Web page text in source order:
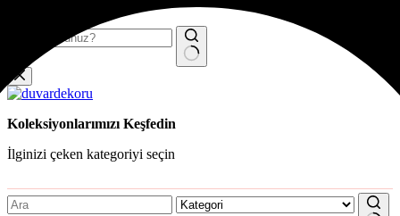
No
results
Koleksiyonlarımızı Keşfedin
İlginizi çeken kategoriyi seçin